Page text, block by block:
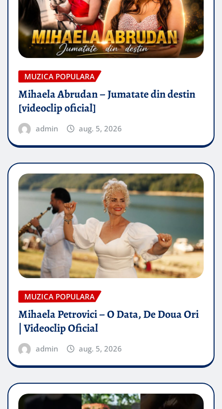
MUZICA POPULARA
Mihaela Abrudan – Jumatate din destin
[videoclip oficial]
admin aug. 5, 2026
MUZICA POPULARA
Mihaela Petrovici – O Data, De Doua Ori
| Videoclip Oficial
admin aug. 5, 2026